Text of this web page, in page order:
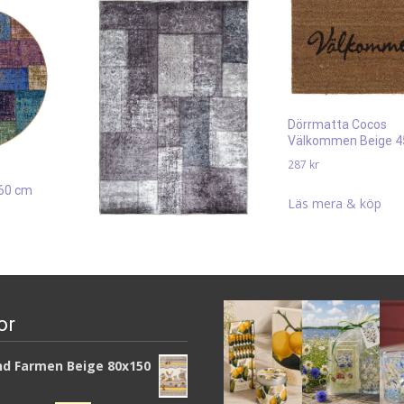
cm
1 583kr
Dörrmatta Cocos
Välkommen Beige
287 kr
Läs mera & köp
Farmen Beige 80x150